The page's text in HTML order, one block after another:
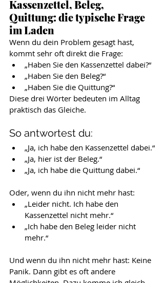
Kassenzettel, Beleg,
Quittung: die typische Frage
im Laden
Wenn du dein Problem gesagt hast,
kommt sehr oft direkt die Frage:
„Haben Sie den Kassenzettel dabei?“
„Haben Sie den Beleg?“
„Haben Sie die Quittung?“
Diese drei Wörter bedeuten im Alltag
praktisch das Gleiche.
So antwortest du:
„Ja, ich habe den Kassenzettel dabei.“
„Ja, hier ist der Beleg.“
„Ja, ich habe die Quittung dabei.“
Oder, wenn du ihn nicht mehr hast:
„Leider nicht. Ich habe den
Kassenzettel nicht mehr.“
„Ich habe den Beleg leider nicht
mehr.“
Und wenn du ihn nicht mehr hast: Keine
Panik. Dann gibt es oft andere